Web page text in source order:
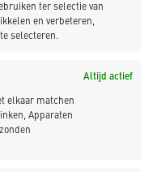
ter selectie van
en verbeteren,
selecteren.
Altijd actief
elkaar matchen
Apparaten